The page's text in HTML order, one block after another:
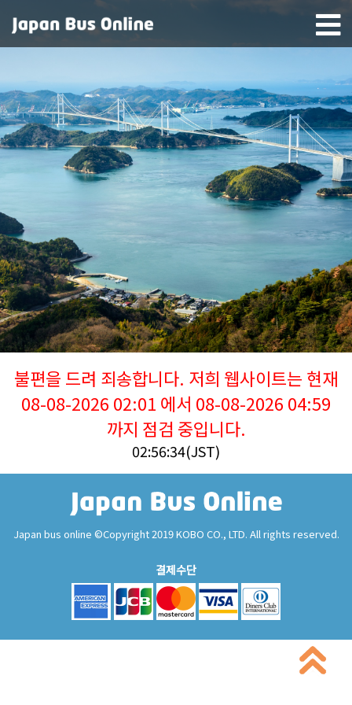
불편을 드려 죄송합니다. 저희 웹사이트는 현재
08-08-2026 02:01 에서 08-08-2026 04:59
까지 점검 중입니다.
02:56:34(JST)
Japan bus online ©Copyright 2019 KOBO CO., LTD. All rights reserved.
결제수단